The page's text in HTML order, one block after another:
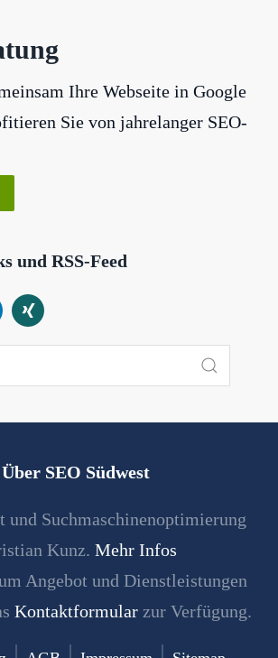
Ihre Webseite in Google
Sie von jahrelanger SEO-
und RSS-Feed
Über SEO Südwest
und Suchmaschinenoptimierung
Kunz. Mehr Infos
Angebot und Dienstleistungen
Kontaktformular zur Verfügung.